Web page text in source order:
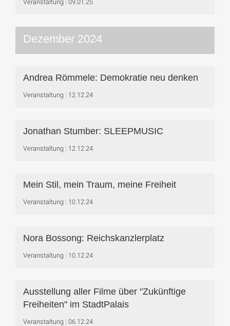
Dezember 2024
Andrea Römmele: Demokratie neu denken
Veranstaltung 12.12.24
Jonathan Stumber: SLEEPMUSIC
Veranstaltung 12.12.24
Mein Stil, mein Traum, meine Freiheit
Veranstaltung 10.12.24
Nora Bossong: Reichskanzlerplatz
Veranstaltung 10.12.24
Ausstellung aller Filme über "Zukünftige
Freiheiten" im StadtPalais
Veranstaltung 06.12.24